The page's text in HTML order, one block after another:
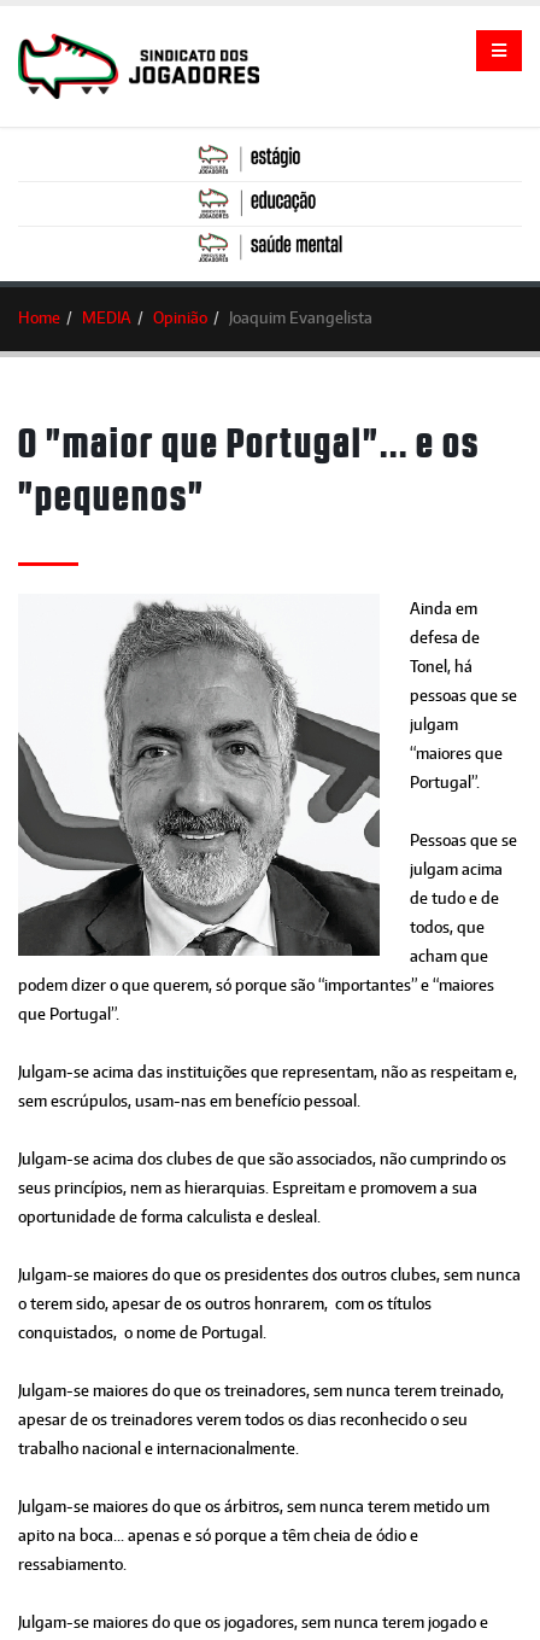
Home MEDIA Opinião Joaquim Evangelista
O "maior que Portugal"... e os
"pequenos"
Ainda em
defesa de
Tonel, há
pessoas que se
julgam
“maiores que
Portugal”.
Pessoas que se
julgam acima
de tudo e de
todos, que
acham que
podem dizer o que querem, só porque são “importantes” e “maiores
que Portugal”.
Julgam-se acima das instituições que representam, não as respeitam e,
sem escrúpulos, usam-nas em benefício pessoal.
Julgam-se acima dos clubes de que são associados, não cumprindo os
seus princípios, nem as hierarquias. Espreitam e promovem a sua
oportunidade de forma calculista e desleal.
Julgam-se maiores do que os presidentes dos outros clubes, sem nunca
o terem sido, apesar de os outros honrarem, com os títulos
conquistados, o nome de Portugal.
Julgam-se maiores do que os treinadores, sem nunca terem treinado,
apesar de os treinadores verem todos os dias reconhecido o seu
trabalho nacional e internacionalmente.
Julgam-se maiores do que os árbitros, sem nunca terem metido um
apito na boca... apenas e só porque a têm cheia de ódio e
ressabiamento.
Julgam-se maiores do que os jogadores, sem nunca terem jogado e